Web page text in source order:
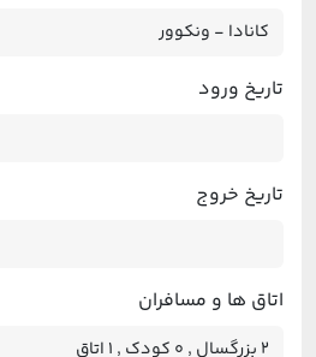
تاریخ ورود
تاریخ خروج
اتاق ها و مسافران